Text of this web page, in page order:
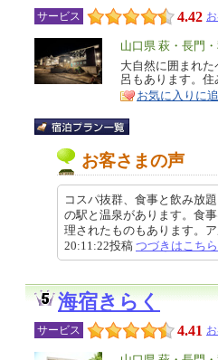
サービス 4.42
エ
リ
ア
山口県 萩・長門
特
徴
大自然に囲まれ
呂もあります。
お気に入りに
お客さまの声
コスパ抜群、食事と飲み放
の駅と温泉があります。食
理されたものもあります。
20:11:22投稿 つづきはこちら
海宿きらく
サービス 4.41